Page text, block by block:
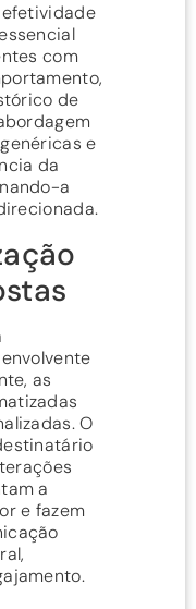
efetividade
com
de
e
da
a
as
O
a
e fazem